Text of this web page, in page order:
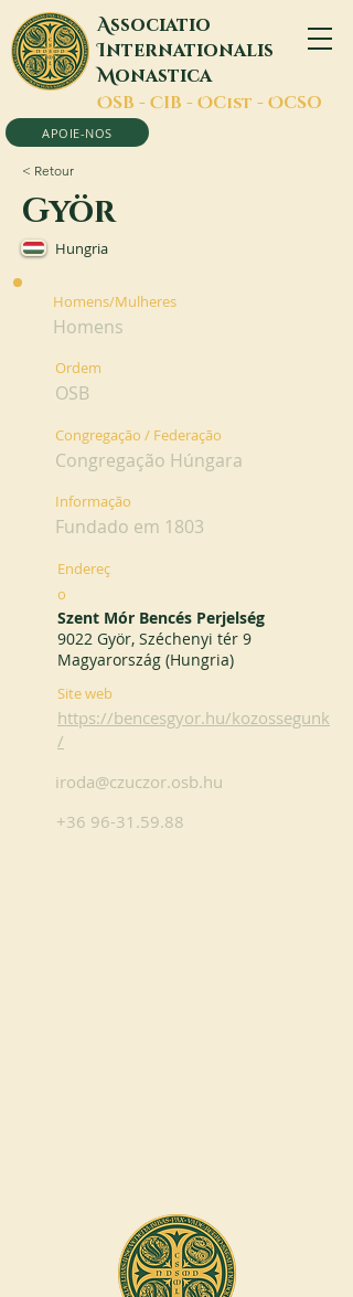
Associatio
Internationalis
Monastica
OSB - CIB - OCist - OCSO
APOIE-NOS
< Retour
Györ
Hungria
Homens/Mulheres
Homens
Ordem
OSB
Congregação / Federação
Congregação Húngara
Informação
Fundado em 1803
Endereç
o
Szent Mór Bencés Perjelség
9022 Györ, Széchenyi tér 9
Magyarország (Hungria)
Site web
https://bencesgyor.hu/kozossegunk
/
iroda@czuczor.osb.hu
+36 96-31.59.88